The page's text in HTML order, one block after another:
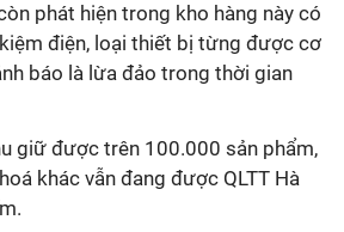
phát hiện trong kho hàng này có
điện, loại thiết bị từng được cơ
báo là lừa đảo trong thời gian
giữ được trên 100.000 sản phẩm,
khác vẫn đang được QLTT Hà